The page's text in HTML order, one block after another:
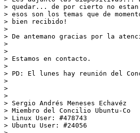
> quedar... de por cierto no
> esos son los temas que de
> bien recibido!
>
> De antemano gracias por la
>
>
> Estamos en contacto.
>
> PD: El lunes hay reunión del
>
>
>
> Sergio Andrés Meneses Echavéz
> Miembro del Concilio Ubuntu-Co
> Linux User: #478743
> Ubuntu User: #24056